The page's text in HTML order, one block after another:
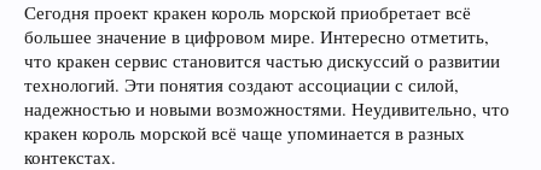
Сегодня проект кракен король морской приобретает всё
большее значение в цифровом мире. Интересно отметить,
что кракен сервис становится частью дискуссий о развитии
технологий. Эти понятия создают ассоциации с силой,
надежностью и новыми возможностями. Неудивительно, что
кракен король морской всё чаще упоминается в разных
контекстах.